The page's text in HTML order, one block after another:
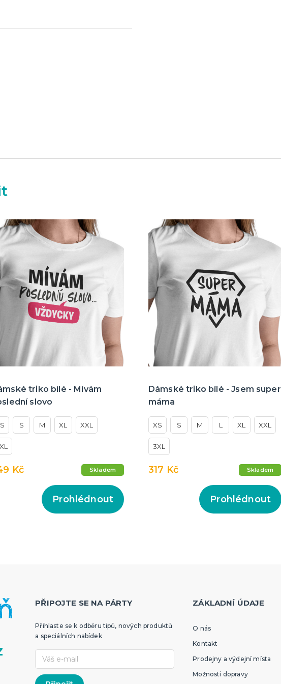
triko bílé - Mívám
slovo
S M XL XXL
Kč Skladem
Prohlédnout
Dámské triko bílé - Jsem super
máma
XS S M L XL XXL
3XL
317 Kč Skladem
Prohlédnout
PŘIPOJTE SE NA PÁRTY
Přihlaste se k odběru tipů, nových produktů
a speciálních nabídek
ZÁKLADNÍ ÚDAJE
O nás
Kontakt
Prodejny a výdejní místa
Možnosti dopravy